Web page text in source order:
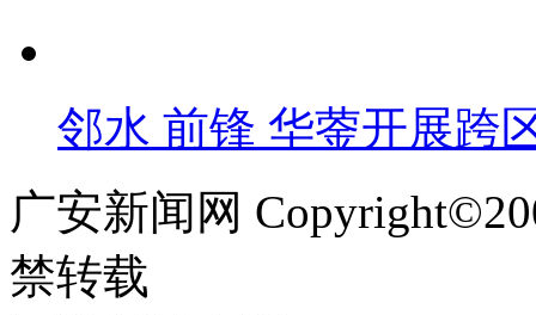
邻水 前锋 华蓥开展跨
广安新闻网
禁转载